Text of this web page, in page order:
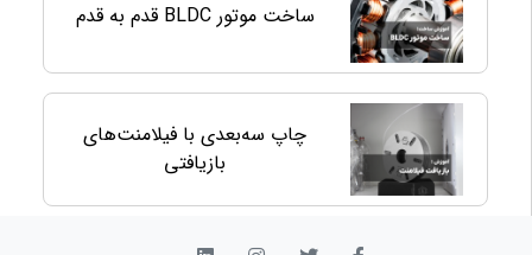
ساخت موتور BLDC قدم به قدم
چاپ سه‌بعدی با فیلامنت‌های
بازیافتی